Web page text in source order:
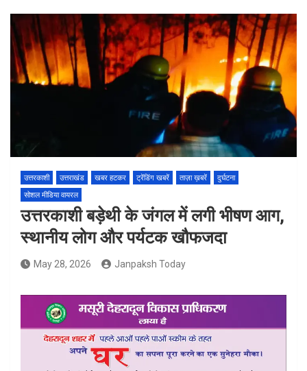
उत्तरकाशी उत्तराखंड खबर हटकर ट्रेंडिंग खबरें ताज़ा ख़बरें
दुर्घटना
सोशल मीडिया वायरल
उत्तरकाशी बड़ेथी के जंगल में लगी भीषण आग,
स्थानीय लोग और पर्यटक खौफजदा
May 28, 2026 Janpaksh Today